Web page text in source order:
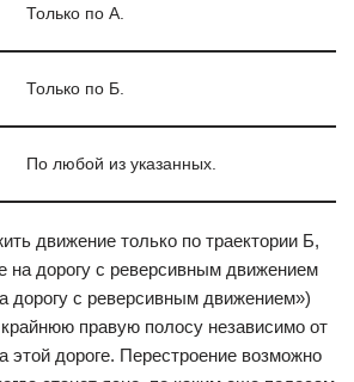
Только по А.
Только по Б.
По любой из указанных.
движение только по траектории Б,
на дорогу с реверсивным движением
дорогу с реверсивным движением»)
правую полосу независимо от
этой дороге. Перестроение возможно